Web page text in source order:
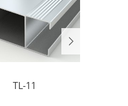
TL-11